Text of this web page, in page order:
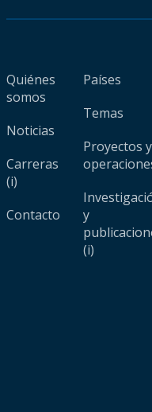
Quiénes
somos
Noticias
Carreras
(i)
Contacto
Países
Temas
Proyectos y
y
(i)